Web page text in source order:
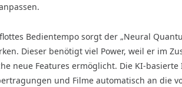
Bedientempo sorgt der „Neural
Dieser benötigt viel Power, weil er im
neue Features ermöglicht. Die KI-
und Filme automatisch an die